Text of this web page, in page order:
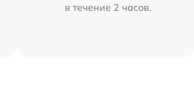
в течение 2 часов.